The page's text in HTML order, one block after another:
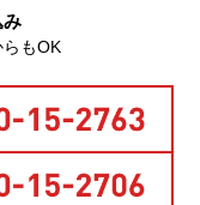
み
もOK